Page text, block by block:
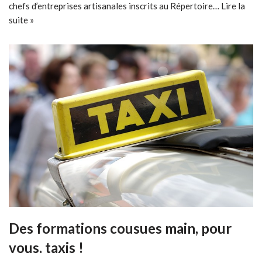
chefs d’entreprises artisanales inscrits au Répertoire… Lire la
suite »
Des formations cousues main, pour
vous, taxis !